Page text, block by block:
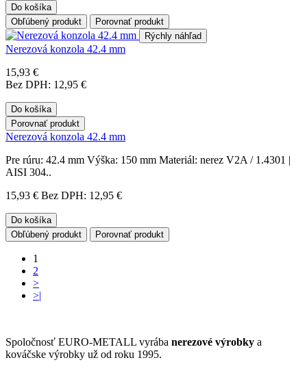
Do košíka
Obľúbený produkt
Porovnať produkt
Rýchly náhľad
Nerezová konzola 42.4 mm
15,93 €
Bez DPH: 12,95 €
Do košíka
Porovnať produkt
Nerezová konzola 42.4 mm
Pre rúru: 42.4 mm Výška: 150 mm Materiál: nerez V2A / 1.4301 |
AISI 304..
15,93 € Bez DPH: 12,95 €
Do košíka
Obľúbený produkt
Porovnať produkt
1
2
>
>|
Spoločnosť EURO-METALL vyrába nerezové výrobky a
kováčske výrobky už od roku 1995.